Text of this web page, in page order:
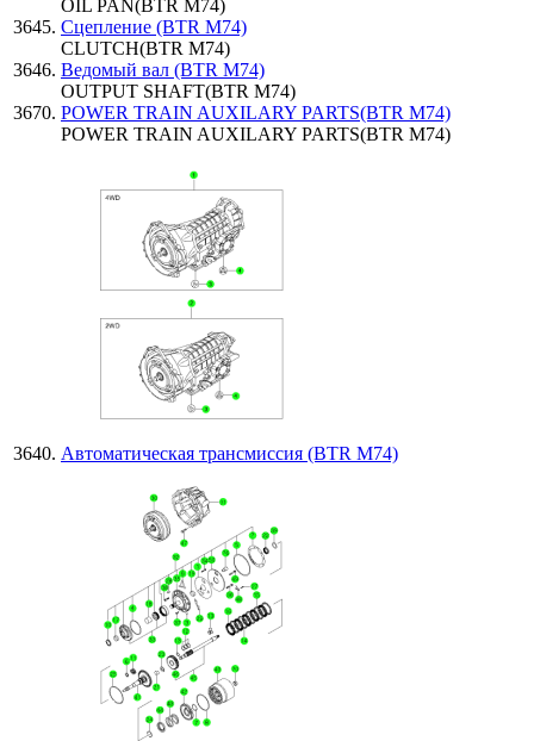
OIL PAN(BTR M74)
Сцепление (BTR M74)
CLUTCH(BTR M74)
Ведомый вал (BTR M74)
OUTPUT SHAFT(BTR M74)
POWER TRAIN AUXILARY PARTS(BTR M74)
POWER TRAIN AUXILARY PARTS(BTR M74)
Автоматическая трансмиссия (BTR M74)